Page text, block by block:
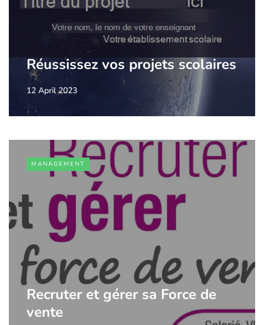
Réussissez vos projets scolaires
12 April 2023
MANAGEMENT
Recruter et gérer sa Force de
vente